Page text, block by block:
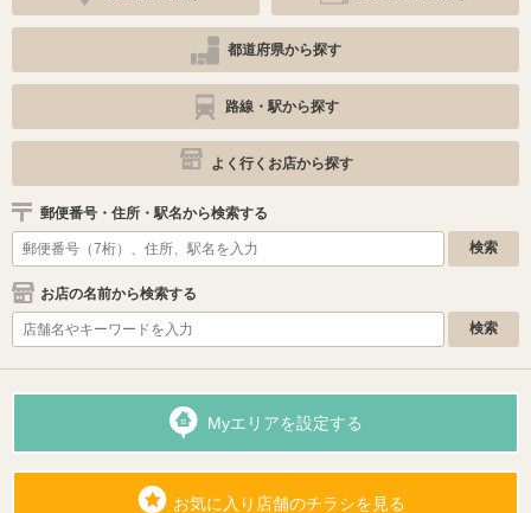
都道府県から探す
路線・駅から探す
よく行くお店から探す
郵便番号・住所・駅名から検索する
お店の名前から検索する
Myエリアを設定する
お気に入り店舗のチラシを見る